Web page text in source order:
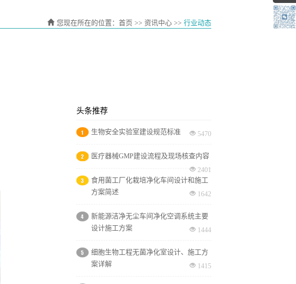
您现在所在的位置： 首页 >> 资讯中心 >> 行业动态
头条推荐
生物安全实验室建设规范标准 5470
医疗器械GMP建设流程及现场核查内容
2401
食用菌工厂化栽培净化车间设计和施工
方案简述
1642
新能源洁净无尘车间净化空调系统主要
设计施工方案
1444
细胞生物工程无菌净化室设计、施工方
案详解
1415